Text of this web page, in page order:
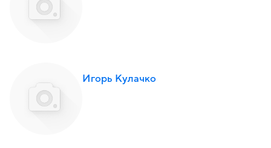
Игорь Кулачко